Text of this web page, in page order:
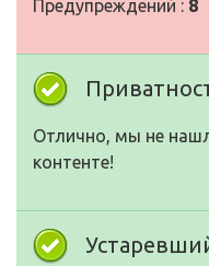
Предупреждений : 8
Отлично, мы не
контенте!